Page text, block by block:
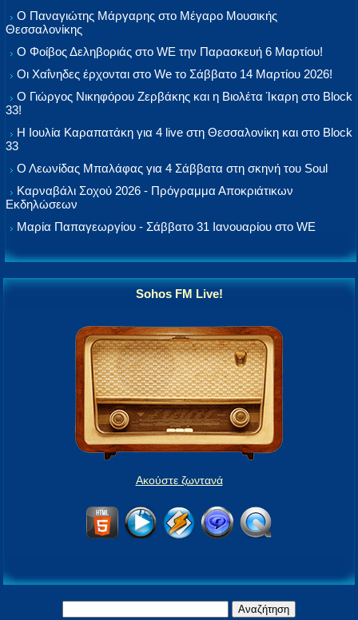
Ο Παναγιώτης Μάργαρης στο Μέγαρο Μουσικής
Θεσσαλονίκης
Ο Φοίβος Δεληβοριάς στο WE την Παρασκευή 6 Μαρτίου!
Οι Χαΐνηδες έρχονται στο We το Σάββατο 14 Μαρτίου 2026!
Ο Γιώργος Νικηφόρου Ζερβάκης και η Βιολέτα Ίκαρη στο Block
33!
Η Ιουλία Καραπατάκη για 4 live στη Θεσσαλονίκη και στο Block
33
Ο Λεωνίδας Μπαλάφας για 4 Σάββατα στη σκηνή του Soul
Καρναβάλι Σοχού 2026 - Πρόγραμμα Αποκριάτικων
Εκδηλώσεων
Μαρία Παπαγεωργίου - Σάββατο 31 Ιανουαρίου στο WE
Sohos FM Live!
Ακούστε ζωντανά